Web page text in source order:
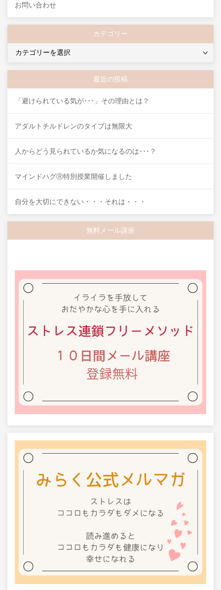
お問い合わせ
カテゴリー
最近の投稿
「避けられている気が･･･」その理由とは？
アダルトチルドレンのタイプは無限大
人からどう見られているか気になるのは･･･？
マインドハグⓇ特別授業開催しました
自分を大切にできない・・・それは・・・
無料メール講座